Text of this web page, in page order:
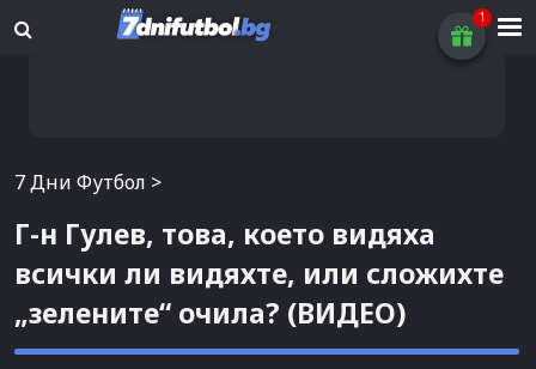
7 Дни Футбол >
Г-н Гулев, това, което видяха
всички ли видяхте, или сложихте
„зелените“ очила? (ВИДЕО)